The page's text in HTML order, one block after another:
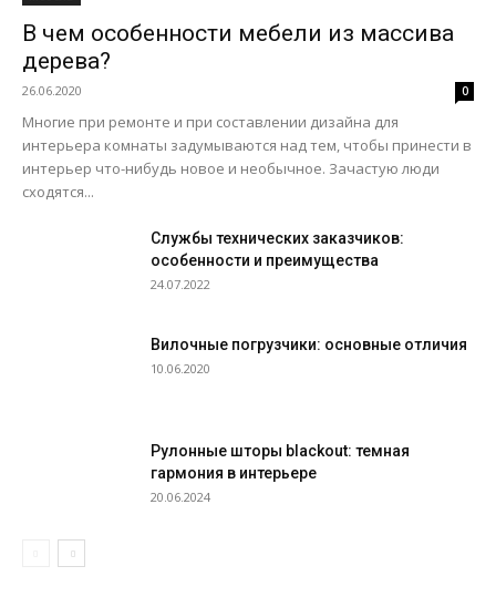
В чем особенности мебели из массива
дерева?
26.06.2020 0
Многие при ремонте и при составлении дизайна для
интерьера комнаты задумываются над тем, чтобы принести в
интерьер что-нибудь новое и необычное. Зачастую люди
сходятся...
Службы технических заказчиков:
особенности и преимущества
24.07.2022
Вилочные погрузчики: основные отличия
10.06.2020
Рулонные шторы blackout: темная
гармония в интерьере
20.06.2024